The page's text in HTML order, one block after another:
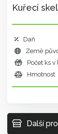
Kuřecí
Daň
Země
Počet ks v
Hmotnost
Další